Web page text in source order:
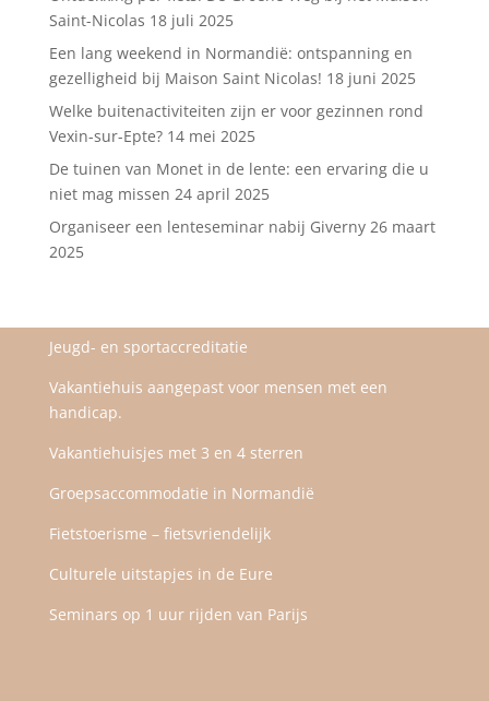
Saint-Nicolas 18 juli 2025
Een lang weekend in Normandië: ontspanning en
gezelligheid bij Maison Saint Nicolas! 18 juni 2025
Welke buitenactiviteiten zijn er voor gezinnen rond
Vexin-sur-Epte? 14 mei 2025
De tuinen van Monet in de lente: een ervaring die u
niet mag missen 24 april 2025
Organiseer een lenteseminar nabij Giverny 26 maart
2025
Jeugd- en sportaccreditatie
Vakantiehuis aangepast voor mensen met een
handicap.
Vakantiehuisjes met 3 en 4 sterren
Groepsaccommodatie in Normandië
Fietstoerisme – fietsvriendelijk
Culturele uitstapjes in de Eure
Seminars op 1 uur rijden van Parijs